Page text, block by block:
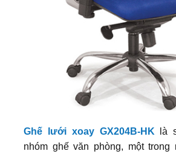
Ghế lưới xoay GX204B-HK là
nhóm ghế văn phòng, một trong